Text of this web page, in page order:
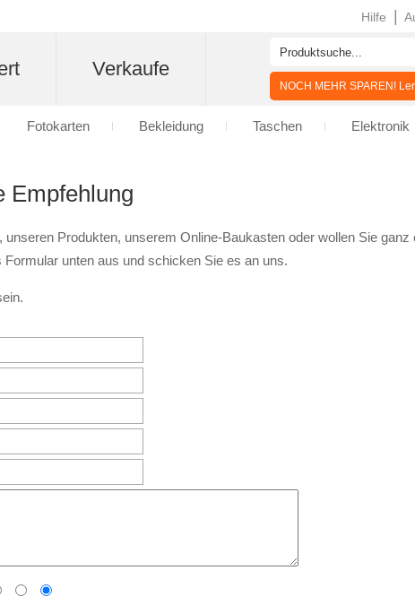
Empfehlung
Produkten, unserem Online-Baukasten oder wollen Sie
unten aus und schicken Sie es an uns.
Hilfe
Verkaufe
NOCH MEHR SPAREN!
Fotokarten Bekleidung Taschen Elektronik